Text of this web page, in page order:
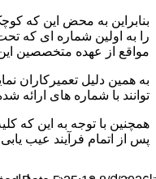
بنابراین به محض این که
را به اولین شماره ای که
مواقع از عهده متخصصین این
به همین دلیل تعمیرکاران
توانند با شماره های ارائه
همچنین با توجه به این که
پس از اتمام فرآیند عیب